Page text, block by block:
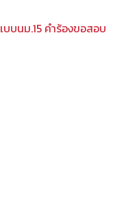
บบนม.15 คำร้องขอสอบ